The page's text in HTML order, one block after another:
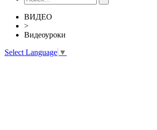
ВИДЕО
>
Видеоуроки
Select Language ▼